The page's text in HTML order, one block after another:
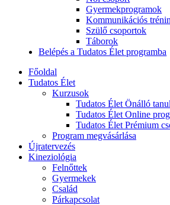
Gyermekprogramok
Kommunikációs
Szülő csoportok
Táborok
Belépés a Tudatos Élet programba
Főoldal
Tudatos Élet
Kurzusok
Tudatos Élet Önálló
Tudatos Élet Online
Tudatos Élet Prémium
Program megvásárlása
Újratervezés
Kineziológia
Felnőttek
Gyermekek
Család
Párkapcsolat